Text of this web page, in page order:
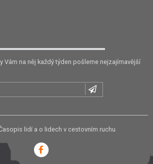
Vám na něj každý týden pošleme nejzajímavější
lidí a o lidech v cestovním ruchu